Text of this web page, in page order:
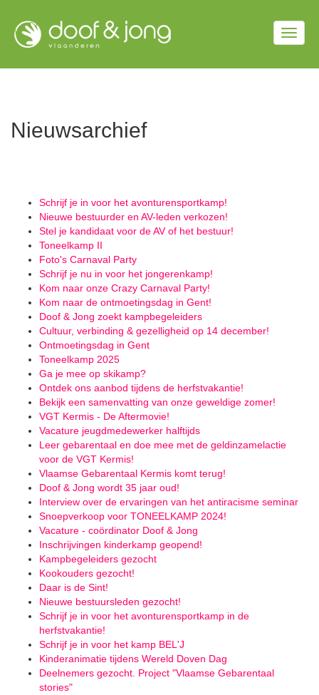
naar
Nieuwsarchief
Schrijf je in voor het avonturensportkamp!
Nieuwe bestuurder en AV-leden verkozen!
Stel je kandidaat voor de AV of het bestuur!
Toneelkamp II
Foto's Carnaval Party
Schrijf je nu in voor het jongerenkamp!
Kom naar onze Crazy Carnaval Party!
Kom naar de ontmoetingsdag in Gent!
Doof & Jong zoekt kampbegeleiders
Cultuur, verbinding & gezelligheid op 14 december!
Ontmoetingsdag in Gent
Toneelkamp 2025
Ga je mee op skikamp?
Ontdek ons aanbod tijdens de herfstvakantie!
Bekijk een samenvatting van onze geweldige zomer!
VGT Kermis - De Aftermovie!
Vacature jeugdmedewerker halftijds
Leer gebarentaal en doe mee met de geldinzamelactie
voor de VGT Kermis!
Vlaamse Gebarentaal Kermis komt terug!
Doof & Jong wordt 35 jaar oud!
Interview over de ervaringen van het antiracisme seminar
Snoepverkoop voor TONEELKAMP 2024!
Vacature - coördinator Doof & Jong
Inschrijvingen kinderkamp geopend!
Kampbegeleiders gezocht
Kookouders gezocht!
Daar is de Sint!
Nieuwe bestuursleden gezocht!
Schrijf je in voor het avonturensportkamp in de
herfstvakantie!
Schrijf je in voor het kamp BEL'J
Kinderanimatie tijdens Wereld Doven Dag
Deelnemers gezocht. Project "Vlaamse Gebarentaal
stories"